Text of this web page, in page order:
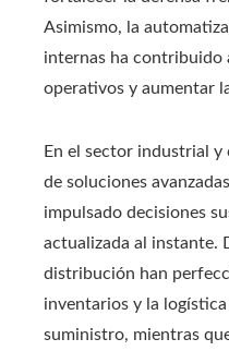
Asimismo, la
internas ha contribuido
operativos y aumentar
En el sector industrial
de soluciones
impulsado decisiones
actualizada al instante.
distribución han
inventarios y la logística
suministro, mientras